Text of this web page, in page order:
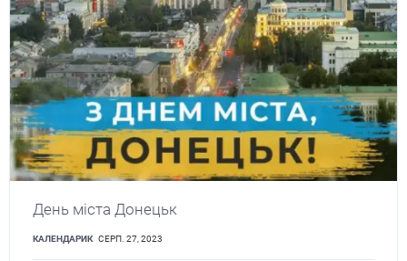
День міста Донецьк
КАЛЕНДАРИК СЕРП. 27, 2023